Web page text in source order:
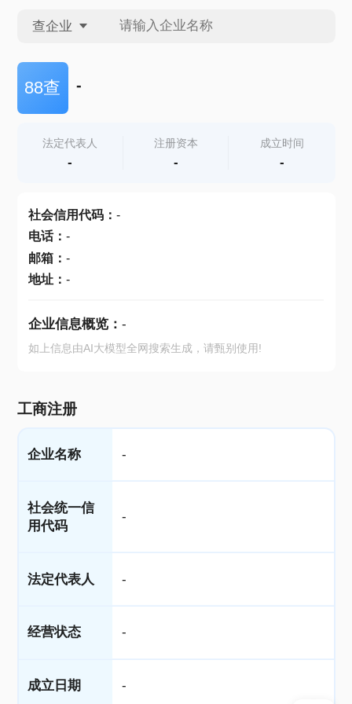
查企业
查企业
查产地
88查 -
法定代表人
-
注册资本
-
成立时间
-
社会信用代码： -
电话： -
邮箱： -
地址： -
企业信息概览： -
如上信息由AI大模型全网搜索生成，请甄别使用!
工商注册
企业名称 -
社会统一信
用代码
-
法定代表人 -
经营状态 -
成立日期 -